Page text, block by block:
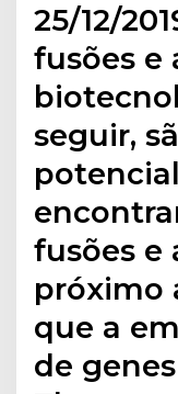
25/12/
fusões e
seguir,
fusões e
próximo
que a
de